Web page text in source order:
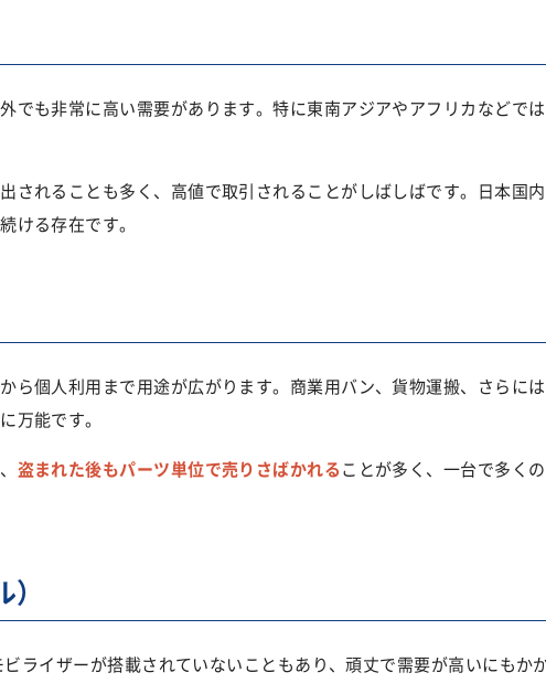
でも非常に高い需要があります。特に東南アジアやアフリカなどでは
されることも多く、高値で取引されることがしばしばです。日本国
ける存在です。
ら個人利用まで用途が広がります。商業用バン、貨物運搬、さらに
万能です。
盗まれた後もパーツ単位で売りさばかれることが多く、一台で多く
ライザーが搭載されていないこともあり、頑丈で需要が高いにもかか